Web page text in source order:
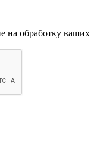
на обработку ваших